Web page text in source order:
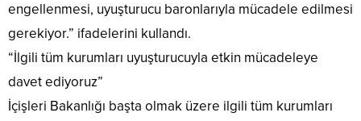
engellenmesi, uyuşturucu baronlarıyla mücadele edilmesi
gerekiyor.” ifadelerini kullandı.
“İlgili tüm kurumları uyuşturucuyla etkin mücadeleye
davet ediyoruz”
İçişleri Bakanlığı başta olmak üzere ilgili tüm kurumları